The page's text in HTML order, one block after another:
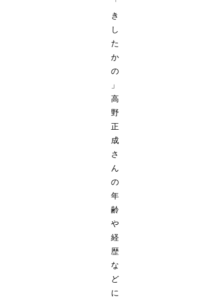
き
し
た
か
の
」
高
野
正
成
さ
ん
の
年
齢
や
経
歴
な
ど
に